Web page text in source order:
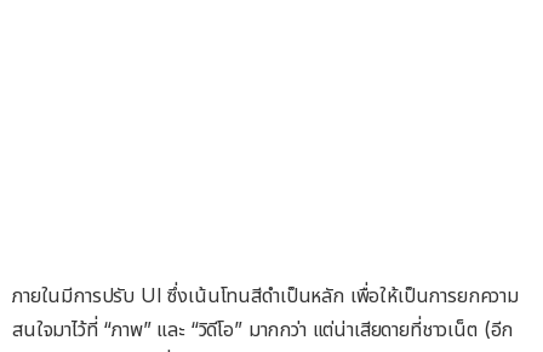
ภายในมีการปรับ UI ซึ่งเน้นโทนสีดำเป็นหลัก เพื่อให้เป็นการยกความ
สนใจมาไว้ที่ “ภาพ” และ “วิดีโอ” มากกว่า แต่น่าเสียดายที่ชาวเน็ต (อีก